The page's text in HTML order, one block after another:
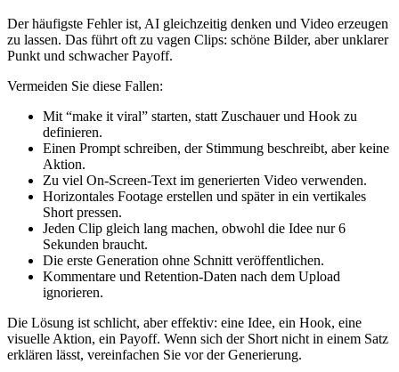
Der häufigste Fehler ist, AI gleichzeitig denken und Video erzeugen
zu lassen. Das führt oft zu vagen Clips: schöne Bilder, aber unklarer
Punkt und schwacher Payoff.
Vermeiden Sie diese Fallen:
Mit “make it viral” starten, statt Zuschauer und Hook zu
definieren.
Einen Prompt schreiben, der Stimmung beschreibt, aber keine
Aktion.
Zu viel On-Screen-Text im generierten Video verwenden.
Horizontales Footage erstellen und später in ein vertikales
Short pressen.
Jeden Clip gleich lang machen, obwohl die Idee nur 6
Sekunden braucht.
Die erste Generation ohne Schnitt veröffentlichen.
Kommentare und Retention-Daten nach dem Upload
ignorieren.
Die Lösung ist schlicht, aber effektiv: eine Idee, ein Hook, eine
visuelle Aktion, ein Payoff. Wenn sich der Short nicht in einem Satz
erklären lässt, vereinfachen Sie vor der Generierung.